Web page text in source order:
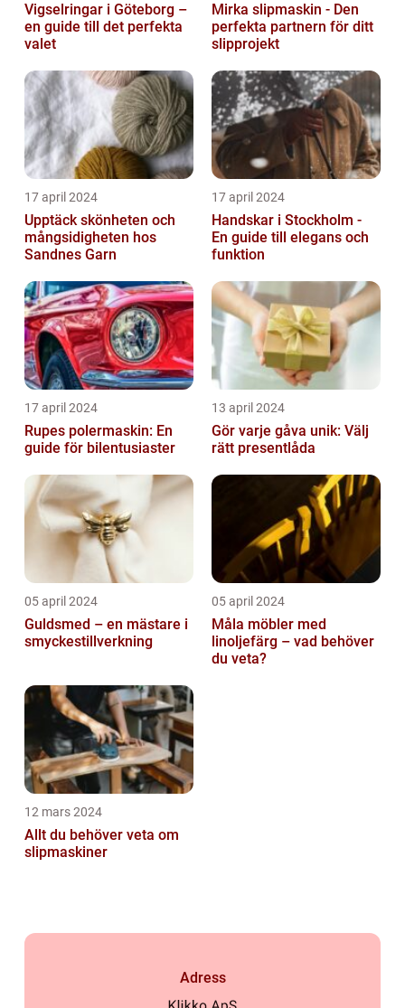
Vigselringar i Göteborg –
en guide till det perfekta
valet
Mirka slipmaskin - Den
perfekta partnern för ditt
slipprojekt
17 april 2024
Upptäck skönheten och
mångsidigheten hos
Sandnes Garn
17 april 2024
Handskar i Stockholm -
En guide till elegans och
funktion
17 april 2024
Rupes polermaskin: En
guide för bilentusiaster
13 april 2024
Gör varje gåva unik: Välj
rätt presentlåda
05 april 2024
Guldsmed – en mästare i
smyckestillverkning
05 april 2024
Måla möbler med
linoljefärg – vad behöver
du veta?
12 mars 2024
Allt du behöver veta om
slipmaskiner
Adress